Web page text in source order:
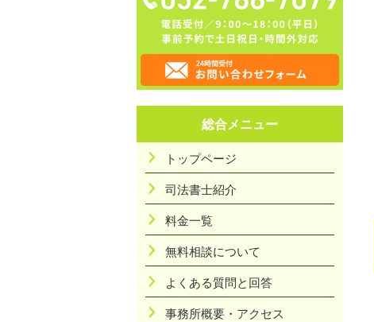
総合メニュー
トップページ
司法書士紹介
料金一覧
無料相談について
よくある質問と回答
事務所概要・アクセス